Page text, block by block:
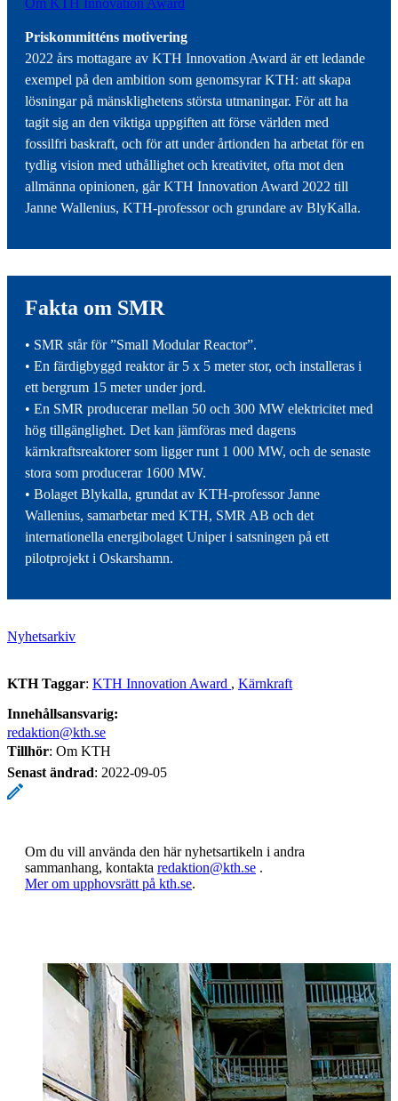
Priskommitténs motivering
2022 års mottagare av KTH Innovation Award är ett ledande
exempel på den ambition som genomsyrar KTH: att skapa
lösningar på mänsklighetens största utmaningar. För att ha
tagit sig an den viktiga uppgiften att förse världen med
fossilfri baskraft, och för att under årtionden ha arbetat för en
tydlig vision med uthållighet och kreativitet, ofta mot den
allmänna opinionen, går KTH Innovation Award 2022 till
Janne Wallenius, KTH-professor och grundare av BlyKalla.
Fakta om SMR
• SMR står för ”Small Modular Reactor”.
• En färdigbyggd reaktor är 5 x 5 meter stor, och installeras i
ett bergrum 15 meter under jord.
• En SMR producerar mellan 50 och 300 MW elektricitet med
hög tillgänglighet. Det kan jämföras med dagens
kärnkraftsreaktorer som ligger runt 1 000 MW, och de senaste
stora som producerar 1600 MW.
• Bolaget Blykalla, grundat av KTH-professor Janne
Wallenius, samarbetar med KTH, SMR AB och det
internationella energibolaget Uniper i satsningen på ett
pilotprojekt i Oskarshamn.
Nyhetsarkiv
KTH Taggar: KTH Innovation Award
Kärnkraft
Innehållsansvarig:
redaktion@kth.se
Tillhör: Om KTH
Senast ändrad: 2022-09-05
Om du vill använda den här nyhetsartikeln i andra
sammanhang, kontakta redaktion@kth.se .
​​​​​​​Mer om upphovsrätt på kth.se​​​​​​​​​​​​​​.